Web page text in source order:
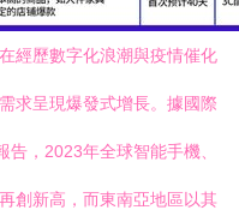
經歷數字化浪潮與疫情催化
求呈現爆發式增長。據國際
，2023年全球智能手機、
創新高，而東南亞地區以其